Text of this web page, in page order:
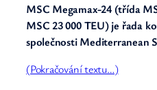
MSC Megamax-24 (třída
MSC 23 000 TEU)je řada
společnosti Mediterranean
(Pokračování textu…)